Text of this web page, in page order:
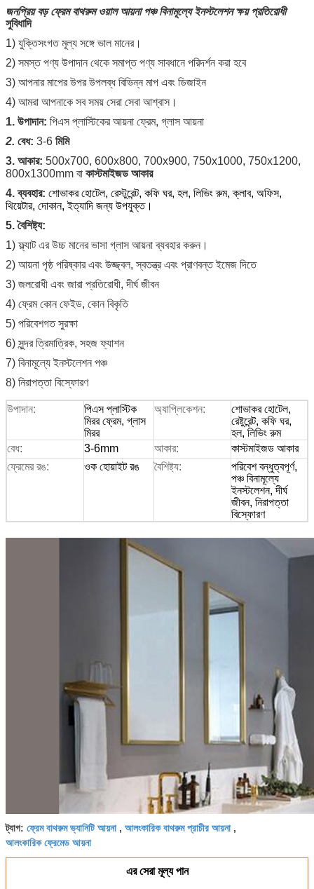
জনপ্রিয় বড় ফ্রেম বাথরুম ওয়াল আয়না পঞ্চ বিনামূল্যে ইনস্টলেশন ক্ষয় প্রতিরোধী
সুবিধাদি
1) যুক্তিসংগত মূল্য সঙ্গে ভাল মানের।
2) সমস্ত পণ্য উপাদান থেকে সমাপ্ত পণ্য সাবধানে পরিদর্শন করা হবে
3) আপনার মাপের উপর উপলব্ধ বিভিন্ন মাপ এবং ডিজাইন
4) আমরা আপনাকে সব সময় সেরা সেবা আশ্বাস।
1. উপাদান: পিএস প্লাস্টিকের আয়না ফ্রেম, গ্লাস আয়না
2. বেধ: 3-6 মিমি
3. আকার: 500x700, 600x800, 700x900, 750x1000, 750x1200,
800x1300mm বা কাস্টমাইজড আকার
4. ব্যবহার: শোভাকর হোটেল, রেস্টুরেন্ট, কফি ঘর, হল, লিভিং রুম, ক্লাব, অফিস,
থিয়েটার, দোকান, ইত্যাদি জন্য উপযুক্ত।
5. বৈশিষ্ট্য:
1) ফ্ল্যাট এর উচ্চ মানের ভাসা গ্লাস আয়না ব্যবহার করুন।
2) আয়না পৃষ্ঠ পরিষ্কার এবং উজ্জ্বল, স্বতন্ত্র এবং প্রাণবন্ত ইমেজ দিতে
3) জলরোধী এবং জারা প্রতিরোধী, দীর্ঘ জীবন
4) ফ্রেম কোন ফেইড, কোন বিকৃতি
5) পরিবেশগত সুরক্ষা
6) সুন্দর ত্রিমাত্রিক, সহজ ফ্যাশন
7) বিনামূল্যে ইনস্টলেশন পঞ্চ
8) নিরাপত্তা বিস্ফোরণ
উপাদান:
পিএস প্লাস্টিক
মিরর ফ্রেম, গ্লাস
মিরর
অ্যাপ্লিকেশন:
শোভাকর হোটেল,
রেষ্টুরেন্ট, কফি ঘর,
হল, লিভিং রুম
বেধ:
3-6mm আকার:
কাস্টমাইজড আকার
ফ্রেমের রঙ:
ওক হোয়াইট রঙ বৈশিষ্ট্য:
পরিবেশ বন্ধুত্বপূর্ণ,
পঞ্চ বিনামূল্যে
ইনস্টলেশন, দীর্ঘ
জীবন, নিরাপত্তা
বিস্ফোরণ
ট্যাগ: ফ্রেম বাথরুম ভ্যানিটি আয়না, আলংকারিক বাথরুম প্রাচীর আয়না,
আলংকারিক ফ্রেমেড আয়না
এর সেরা মূল্য পান